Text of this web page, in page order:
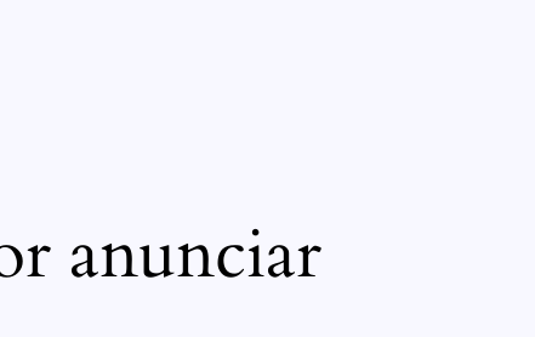
anunciar